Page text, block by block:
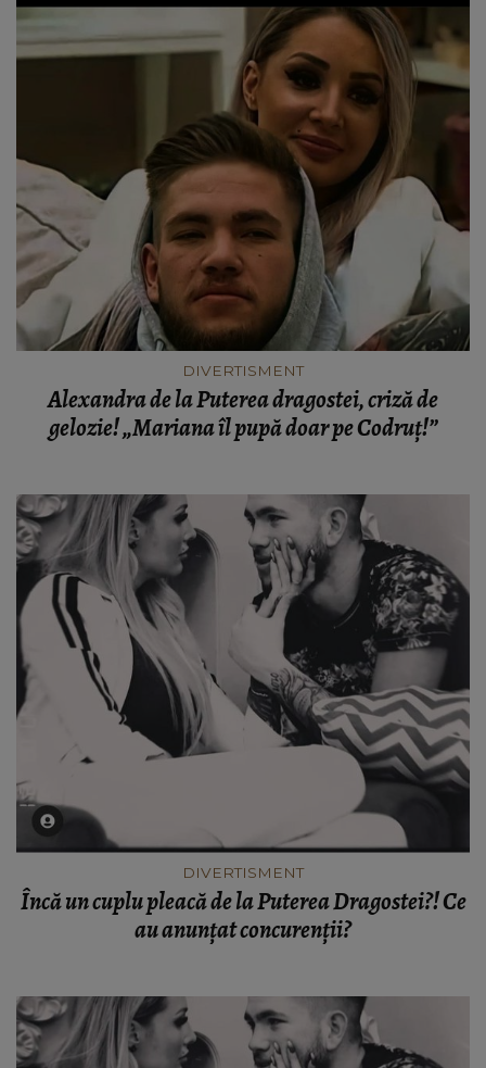
DIVERTISMENT
Alexandra de la Puterea dragostei, criză de
gelozie! „Mariana îl pupă doar pe Codruț!”
DIVERTISMENT
Încă un cuplu pleacă de la Puterea Dragostei?! Ce
au anunțat concurenții?